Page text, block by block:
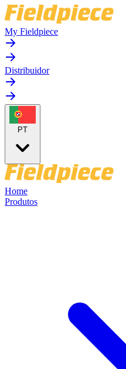
My Fieldpiece
Distribuidor
PT
Home
Produtos